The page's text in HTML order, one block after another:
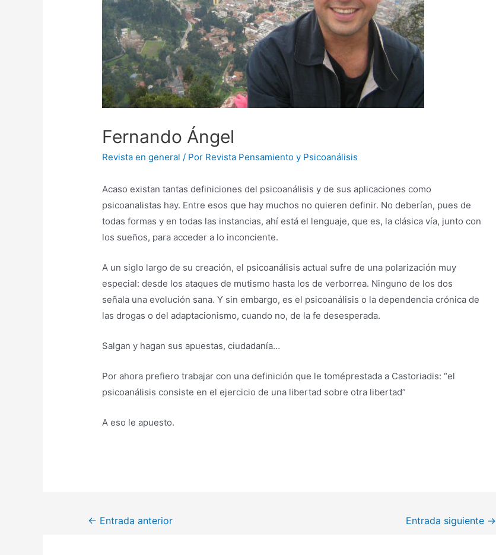
Fernando Ángel
Revista en general / Por Revista Pensamiento y Psicoanálisis
Acaso existan tantas definiciones del psicoanálisis y de sus aplicaciones como
psicoanalistas hay. Entre esos que hay muchos no quieren definir. No deberían, pues de
todas formas y en todas las instancias, ahí está el lenguaje, que es, la clásica vía, junto con
los sueños, para acceder a lo inconciente.
A un siglo largo de su creación, el psicoanálisis actual sufre de una polarización muy
especial: desde los ataques de mutismo hasta los de verborrea. Ninguno de los dos
señala una evolución sana. Y sin embargo, es el psicoanálisis o la dependencia crónica de
las drogas o del adaptacionismo, cuando no, de la fe desesperada.
Salgan y hagan sus apuestas, ciudadanía…
Por ahora prefiero trabajar con una definición que le toméprestada a Castoriadis: “el
psicoanálisis consiste en el ejercicio de una libertad sobre otra libertad”
A eso le apuesto.
Navegación
← Entrada anterior Entrada siguiente →